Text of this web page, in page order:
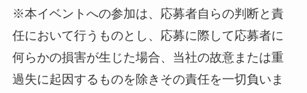
※本イベントへの参加は、応募者自らの判断と責
任において行うものとし、応募に際して応募者に
何らかの損害が生じた場合、当社の故意または重
過失に起因するものを除きその責任を一切負いま